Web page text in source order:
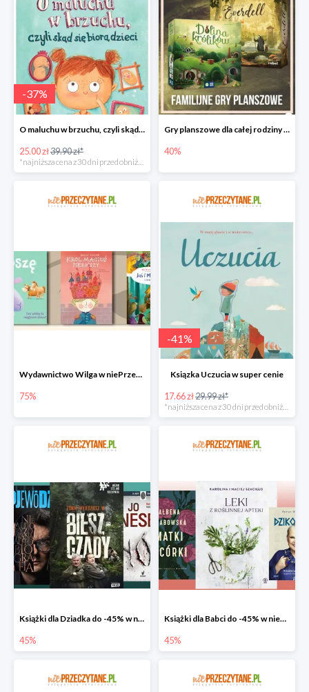
-37%
O maluchu w brzuchu, czyli skąd się biorą dzieci
25.00 zł39.90 zł*
*najniższa cena z 30 dni przed obniżką
Gry planszowe dla całej rodziny w promocyjnych cenach
40%
Wydawnictwo Wilga w niePrzeczytane.pl do -75%
75%
-41%
Ksiązka Uczucia w super cenie
17.66 zł29.99 zł*
Książki dla Dziadka do -45% w niePrzeczytane.pl
45%
Książki dla Babci do -45% w niePrzeczytane.pl
45%